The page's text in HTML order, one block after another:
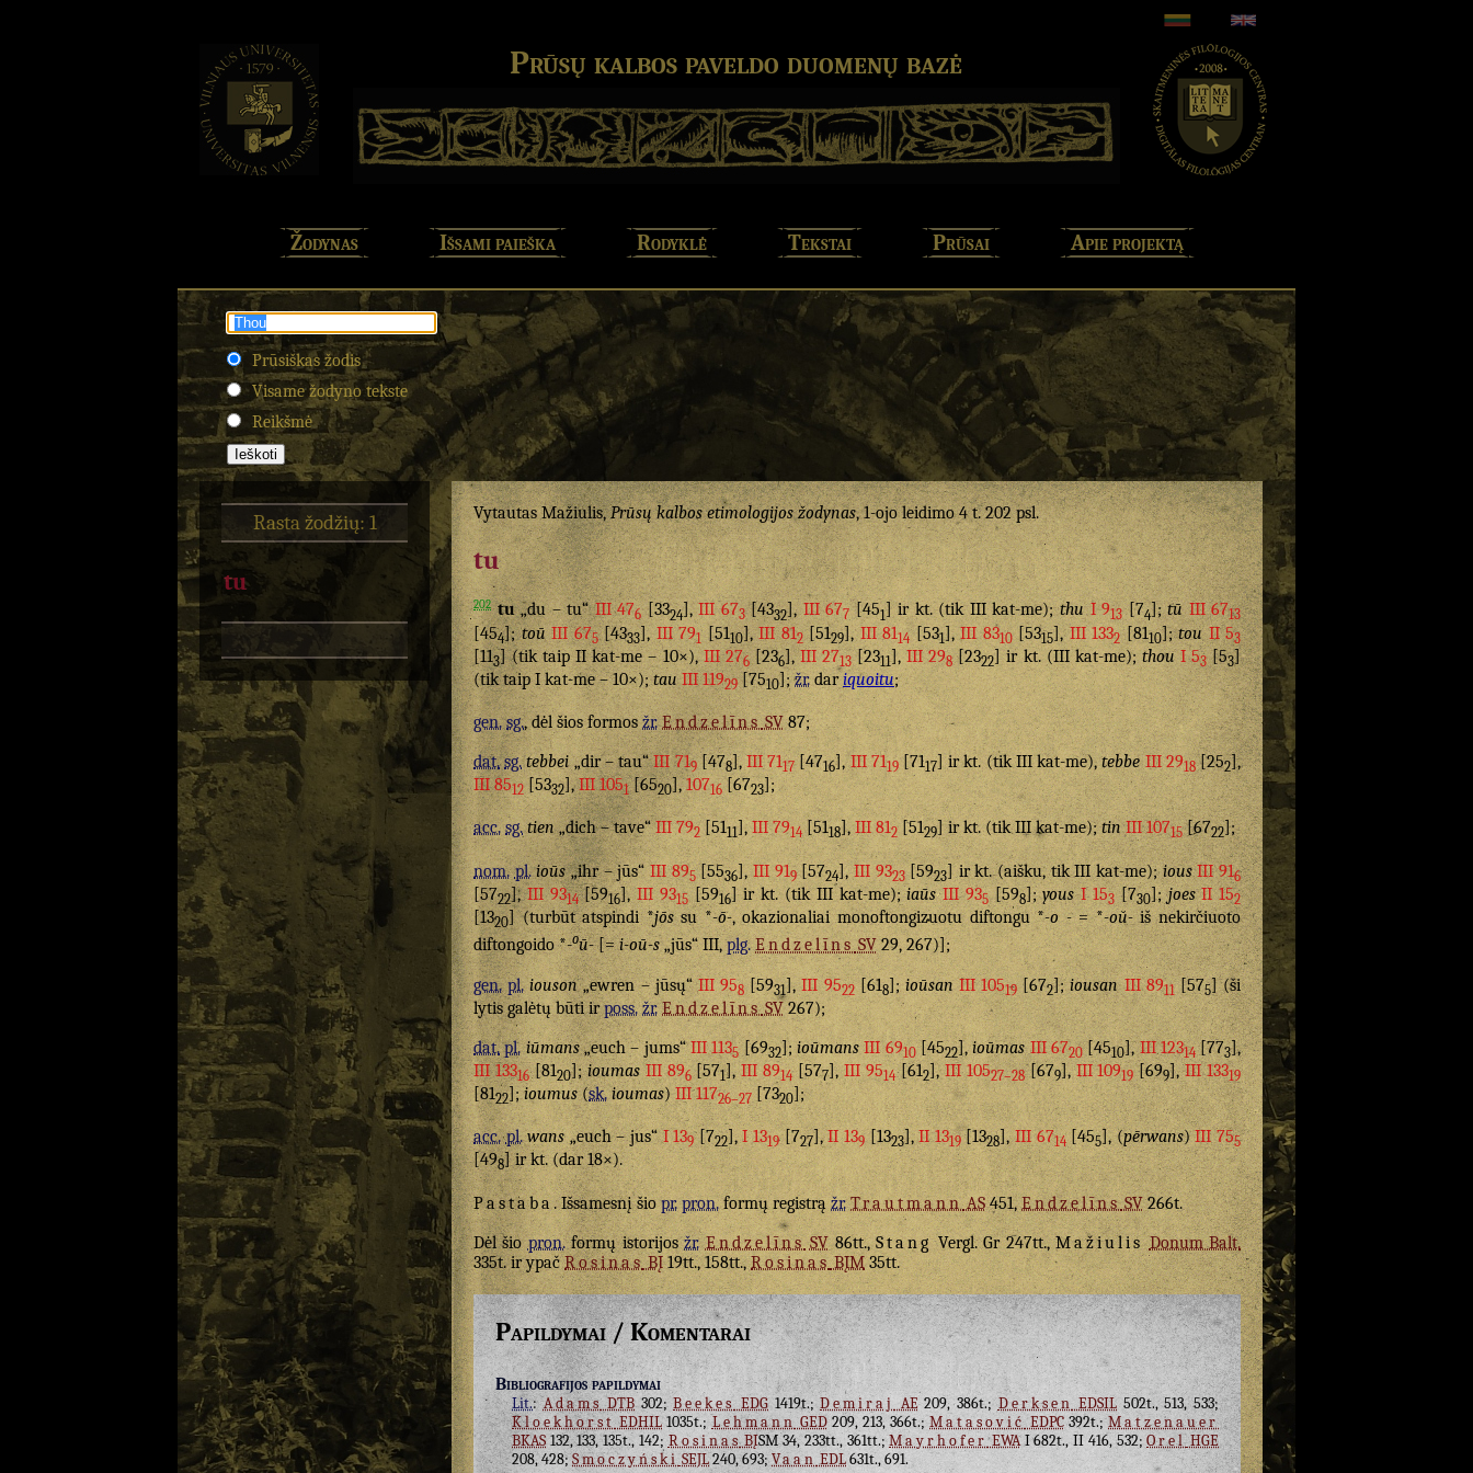
Prūsų kalbos paveldo duomenų bazė
Žodynas Išsami paieška Rodyklė Tekstai Prūsai Apie projektą
Prūsiškas žodis
Visame žodyno tekste
Reikšmė
Rasta žodžių: 1
tu
Vytautas Mažiulis,Prūsų kalbos etimologijos žodynas, 1-ojo leidimo 4 t. 202 psl.
tu
202 tu„du – tu“III 476[3324],III 673[4332],III 677[451] ir kt. (tik III kat-me);thu I 913[74];tū III 6713
[454];toū III 675[4333],III 791[5110],III 812[5129],III 8114[531],III 8310[5315],III 1332[8110];tou II 53
[113] (tik taip II kat-me – 10×),III 276[236],III 2713[2311],III 298[2322] ir kt. (III kat-me); thou I 53[53]
(tik taip I kat-me – 10×);tau III 11929[7510];žr.dariquoitu;
gen. sg., dėl šios formosžr. EndzelīnsSV87;
dat. sg. tebbei„dir – tau“III 719[478],III 7117[4716],III 7119[7117] ir kt. (tik III kat-me),tebbe III 2918[252],
III 8512[5332],III 1051[6520],10716[6723];
acc. sg. tien„dich – tave“III 792[5111],III 7914 [5118 ], III 812[5129 ] ir kt. (tik III kat-me);tin III 10715[6722];
nom. pl. ioūs„ihr – jūs“III 895[5536],III 919[5724],III 9323[5923] ir kt. (aišku, tik III kat-me);ious III 916
[5722],III 9314[5916],III 9315[5916] ir kt. (tik III kat-me);iaūs III 935[598];yous I 153[730];joes II 152
[1320] (turbūt atspindi *jōssu *-ō-, okazionaliai monoftongizuotu diftongu *-o -= *-oŭ-iš nekirčiuoto
diftongoido *-oū-[=i-oū-s„jūs“ III,plg. EndzelīnsSV29, 267)];
gen. pl. iouson„ewren – jūsų“III 958[5931],III 9522[618]; ioūsan III 10519[672];iousan III 8911[575] (ši
lytis galėtų būti irposs. žr. EndzelīnsSV267);
dat. pl. iūmans„euch – jums“III 1135[6932]; ioūmans III 6910[4522],ioūmas III 6720[4510],III 12314[773],
III 13316[8120];ioumas III 896[571],III 8914[577],III 9514[612],III 10527–28[679],III 10919[699],III 13319
[8122];ioumus(sk. ioumas)III 11726–27 [7320];
acc. pl. wans„euch – jus“I 139[722],I 1319[727],II 139[1323],II 1319[1328],III 6714[455], (pērwans)III 755
[498] ir kt. (dar 18×).
Pastaba. Išsamesnį šiopr. pron.formų registrą žr. TrautmannAS451,EndzelīnsSV266t.
Dėl šiopron.formų istorijosžr. Endzelīns SV86tt.,StangVergl. Gr 247tt.,Mažiulis Donum Balt.
335t. ir ypačRosinasBĮ19tt., 158tt.,RosinasBĮM35tt.
Papildymai / Komentarai
Bibliografijos papildymai
Lit.:AdamsDTB302;Beekes EDG1419t.;Demiraj AE209, 386t.;Derksen EDSIL 502t., 513, 533;
KloekhorstEDHIL1035t.; Lehmann GED209, 213, 366t.;Matasović EDPC392t.;Matzenauer
BKAS 132, 133, 135t., 142;RosinasBĮSM 34, 233tt., 361tt.;MayrhoferEWAI 682t., II 416, 532;OrelHGE
208, 428;SmoczyńskiSEJL240, 693;Vaan EDL631t., 691.